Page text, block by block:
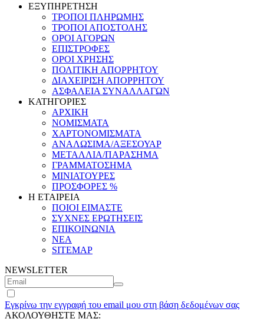
ΕΞΥΠΗΡΕΤΗΣΗ
ΤΡΟΠΟΙ ΠΛΗΡΩΜΗΣ
ΤΡΟΠΟΙ ΑΠΟΣΤΟΛΗΣ
ΟΡΟΙ ΑΓΟΡΩΝ
ΕΠΙΣΤΡΟΦΕΣ
ΟΡΟΙ ΧΡΗΣΗΣ
ΠΟΛΙΤΙΚΗ ΑΠΟΡΡΗΤΟΥ
ΔΙΑΧΕΙΡΙΣΗ ΑΠΟΡΡΗΤΟΥ
ΑΣΦΑΛΕΙΑ ΣΥΝΑΛΛΑΓΩΝ
ΚΑΤΗΓΟΡΙΕΣ
ΑΡΧΙΚΗ
ΝΟΜΙΣΜΑΤΑ
ΧΑΡΤΟΝΟΜΙΣΜΑΤΑ
ΑΝΑΛΩΣΙΜΑ/ΑΞΕΣΟΥΑΡ
ΜΕΤΑΛΛΙΑ/ΠΑΡΑΣΗΜΑ
ΓΡΑΜΜΑΤΟΣΗΜΑ
ΜΙΝΙΑΤΟΥΡΕΣ
ΠΡΟΣΦΟΡΕΣ %
Η ΕΤΑΙΡΕΙΑ
ΠΟΙΟΙ ΕΙΜΑΣΤΕ
ΣΥΧΝΕΣ ΕΡΩΤΗΣΕΙΣ
ΕΠΙΚΟΙΝΩΝΙΑ
ΝΕΑ
SITEMAP
NEWSLETTER
Εγκρίνω την εγγραφή του email μου στη βάση δεδομένων σας
ΑΚΟΛΟΥΘΗΣΤΕ ΜΑΣ: